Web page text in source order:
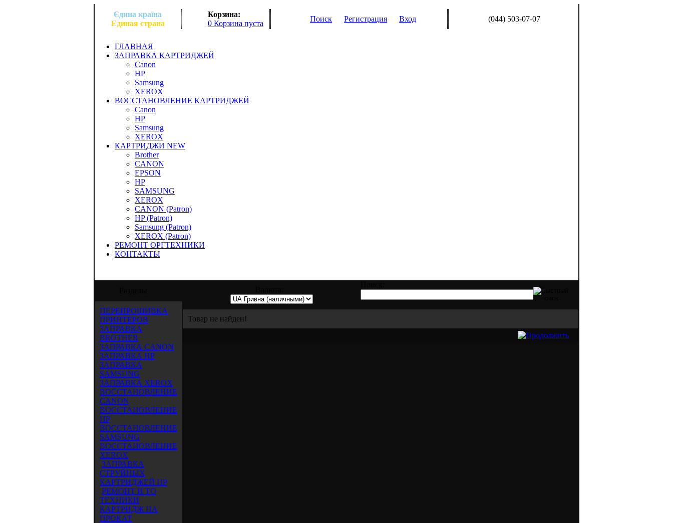
Єдина країна
Единая страна
Корзина:
0 Корзина пуста
Поиск Регистрация Вход (044) 503-07-07
ГЛАВНАЯ
ЗАПРАВКА КАРТРИДЖЕЙ
Canon
HP
Samsung
XEROX
ВОССТАНОВЛЕНИЕ КАРТРИДЖЕЙ
Canon
HP
Samsung
XEROX
КАРТРИДЖИ NEW
Brother
CANON
EPSON
HP
SAMSUNG
XEROX
CANON (Patron)
HP (Patron)
Samsung (Patron)
XEROX (Patron)
РЕМОНТ ОРГТЕХНИКИ
КОНТАКТЫ
ПЕРЕПРОШИВКА
ПРИНТЕРОВ
ЗАПРАВКА
BROTHER
ЗАПРАВКА CANON
ЗАПРАВКА HP
ЗАПРАВКА
SAMSUNG
ЗАПРАВКА XEROX
ВОССТАНОВЛЕНИЕ
CANON
ВОССТАНОВЛЕНИЕ
HP
ВОССТАНОВЛЕНИЕ
SAMSUNG
ВОССТАНОВЛЕНИЕ
XEROX
ЗАПРАВКА
СТРУЙНЫХ
КАРТРИДЖЕЙ HP
РЕМОНТ И ТО
ТЕХНИКИ
КАРТРИДЖ НА
ПРОКАТ
Товар не найден!